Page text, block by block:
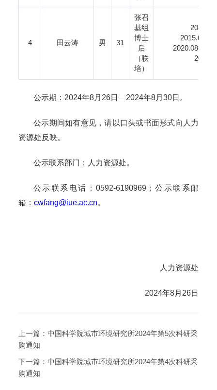
4 田云涛 男 31
张召
基组
博士
后
（联
培）
2015.09-
2020.08-
公示期：2024年8月26日—2024年8月30日。
公示期间如有意见，请以口头或书面形式向人力
资源处反映。
公示联系部门：人力资源处。
公示联系电话：0592-6190969；公示联系邮
箱： cwfang@iue.ac.cn。
人力资源处
2024年8月26日
上一篇： 中国科学院城市环境研究所2024年第5次科研采
购通知
下一篇： 中国科学院城市环境研究所2024年第4次科研采
购通知